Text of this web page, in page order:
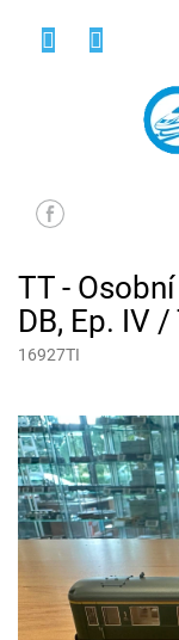
TT -
DB, Ep. IV
16927TI